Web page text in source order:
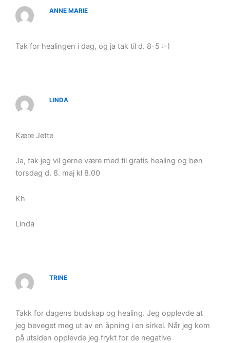
ANNE MARIE
Tak for healingen i dag, og ja tak til d. 8-5 :-)
LINDA
Kære Jette
Ja, tak jeg vil gerne være med til gratis healing og bøn
torsdag d. 8. maj kl 8.00
Kh
Linda
TRINE
Takk for dagens budskap og healing. Jeg opplevde at
jeg beveget meg ut av en åpning i en sirkel. Når jeg kom
på utsiden opplevde jeg frykt for de negative